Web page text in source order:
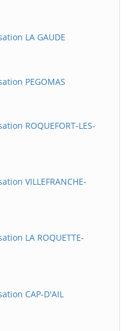
LA GAUDE
PEGOMAS
ROQUEFORT-LES-
VILLEFRANCHE-
LA ROQUETTE-
CAP-D'AIL